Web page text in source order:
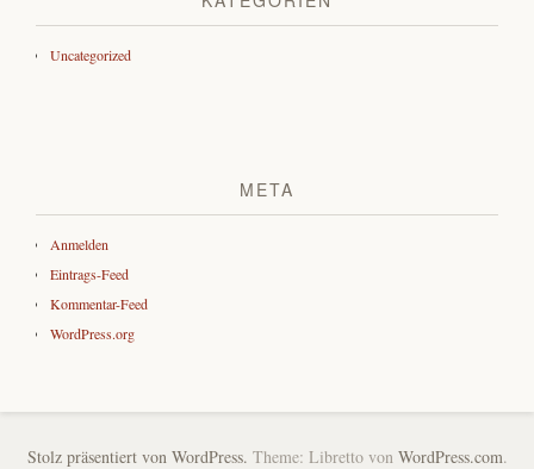
Uncategorized
META
Anmelden
Eintrags-Feed
Kommentar-Feed
WordPress.org
Stolz präsentiert von WordPress. Theme: Libretto von WordPress.com.